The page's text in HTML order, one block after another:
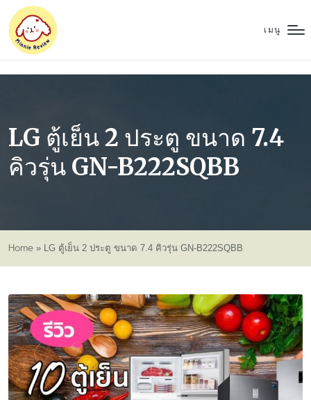
เมนู
LG ตู้เย็น 2 ประตู ขนาด 7.4
คิวรุ่น GN-B222SQBB
Home » LG ตู้เย็น 2 ประตู ขนาด 7.4 คิวรุ่น GN-B222SQBB